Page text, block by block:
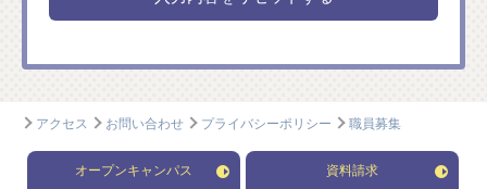
アクセス お問い合わせ プライバシーポリシー 職員募集
オープンキャンパス 資料請求